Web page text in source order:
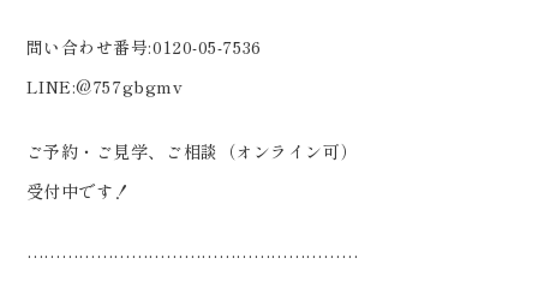
問い合わせ番号:0120-05-7536
LINE:@757gbgmv
ご予約・ご見学、ご相談（オンライン可）
受付中です！
…………………………………………………